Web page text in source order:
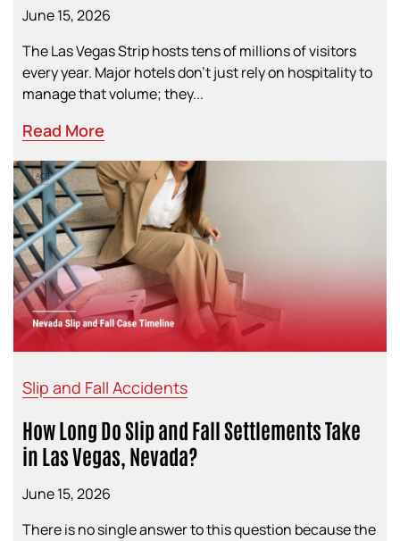
June 15, 2026
The Las Vegas Strip hosts tens of millions of visitors
every year. Major hotels don’t just rely on hospitality to
manage that volume; they...
Read More
Slip and Fall Accidents
How Long Do Slip and Fall Settlements Take
in Las Vegas, Nevada?
June 15, 2026
There is no single answer to this question because the